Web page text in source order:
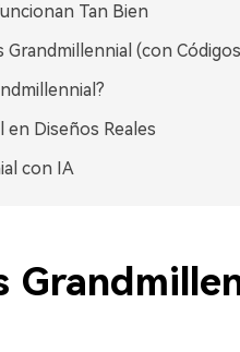
Tan Bien
Grandmillennial (con
en Diseños Reales
con IA